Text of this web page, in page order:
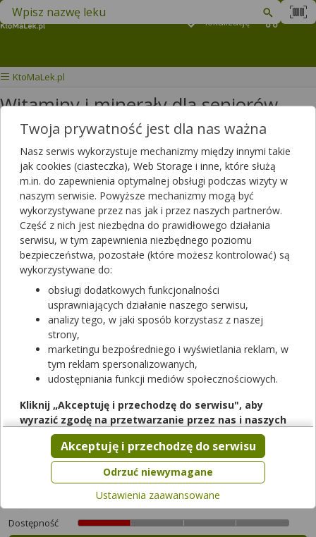
lokalizację
Znajdź lek w swojej okolicy
KtoMaLek.pl
Witaminy i minerały dla seniorów
Wybierz grupę produktów
W tej kategorii znajdziesz produkty przeznaczone dla osób starszych
zawierających witaminy i minerały. Dostępne w postaci tabletek,
kapsułek, syropu, pastylek do ssania itp.
Filtrowanie
Filtrowanie
Wyniki wyszukiwania(64)
Wyczyść filtry
Witaminy Dla Seniorów Z Żeń-Szeniem I
Luteiną Apteo
100 tabl.
Dostępność
Dodaj do koszyka
Witaminy Total Senior
60 kaps.
suplement diety
Dostępność
Twoja prywatność jest dla nas ważna
Nasz serwis wykorzystuje mechanizmy między innymi takie
jak cookies (ciasteczka), Web Storage i inne, które służą
m.in. do zapewnienia optymalnej obsługi podczas wizyty w
naszym serwisie. Powyższe mechanizmy mogą być
wykorzystywane przez nas jak i przez naszych partnerów.
Część z nich jest niezbędna do prawidłowego działania
serwisu, w tym zapewnienia niezbędnego poziomu
bezpieczeństwa, pozostałe (które możesz kontrolować) są
wykorzystywane do:
obsługi dodatkowych funkcjonalności
usprawniających działanie naszego serwisu,
analizy tego, w jaki sposób korzystasz z naszej
strony,
marketingu bezpośredniego i wyświetlania reklam, w
tym reklam spersonalizowanych,
udostępniania funkcji mediów społecznościowych.
Kliknij „Akceptuję i przechodzę do serwisu", aby
wyrazić zgodę na przetwarzanie przez nas i naszych
partnerów Twoich danych w powyższych celach.
Pamiętaj, że wyrażenie zgody jest dobrowolne, a wyrażoną
zgodę możesz w każdej chwili cofnąć, możesz też wycofać
zgodę na przetwarzanie Twoich danych tylko w niektórych
celach. Jeżeli chcesz dowiedzieć się więcej lub chcesz
dokonać za pomocą „Ustawień zaawansowanych".
Odrzuć niewymagane
Akceptuję i przechodzę do serwisu
Ustawienia zaawansowane